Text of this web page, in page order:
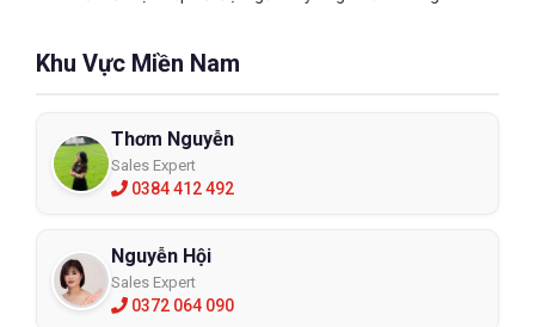
Khu Vực Miền Nam
Thơm Nguyễn
Sales Expert
0384 412 492
Nguyễn Hội
Sales Expert
0372 064 090